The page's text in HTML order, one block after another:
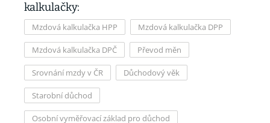
kalkulačky:
Mzdová kalkulačka HPP Mzdová kalkulačka DPP
Mzdová kalkulačka DPČ Převod měn
Srovnání mzdy v ČR Důchodový věk
Starobní důchod
Osobní vyměřovací základ pro důchod